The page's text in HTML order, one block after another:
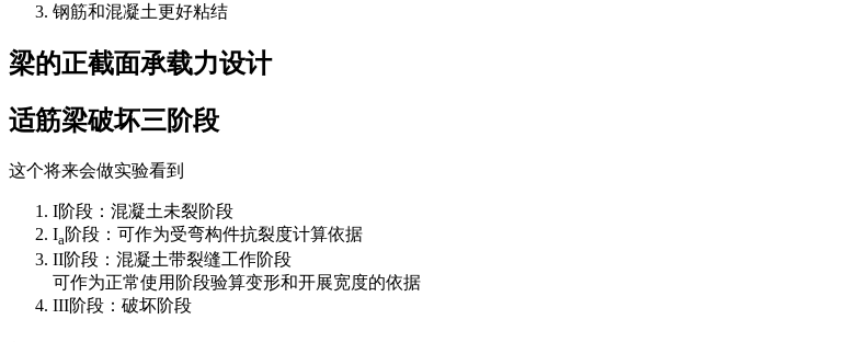
钢筋和混凝土更好粘结
梁的正截面承载力设计
适筋梁破坏三阶段
这个将来会做实验看到
I阶段：混凝土未裂阶段
Ia阶段：可作为受弯构件抗裂度计算依据
II阶段：混凝土带裂缝工作阶段
可作为正常使用阶段验算变形和开展宽度的依据
III阶段：破坏阶段